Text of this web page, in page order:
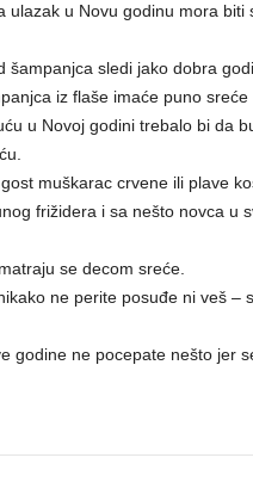
ulazak u Novu godinu mora
sledi jako dobra
iz flaše imaće puno sreće
u Novoj godini trebalo bi da
muškarac crvene ili plave
frižidera i sa nešto novca u
se decom sreće.
ne perite posuđe ni veš –
godine ne pocepate nešto jer